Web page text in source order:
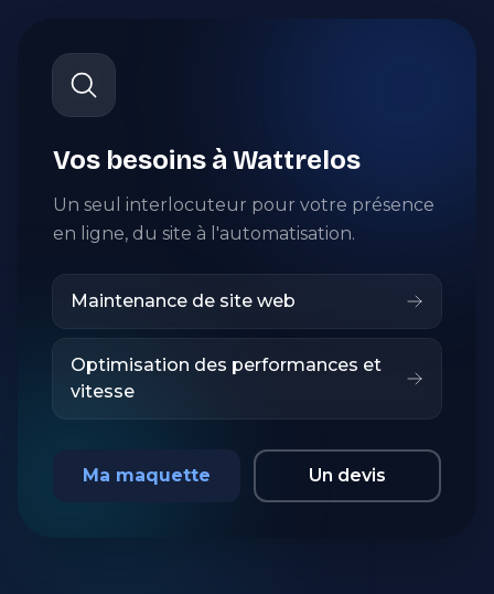
Vos besoins à Wattrelos
Un seul interlocuteur pour votre présence
en ligne, du site à l'automatisation.
Maintenance de site web
Optimisation des performances et
vitesse
Ma maquette Un devis